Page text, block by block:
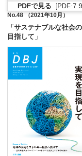
PDFで見る
PDFフ
No.48 （2021年10月）
「サステナブルな社会
目指して」